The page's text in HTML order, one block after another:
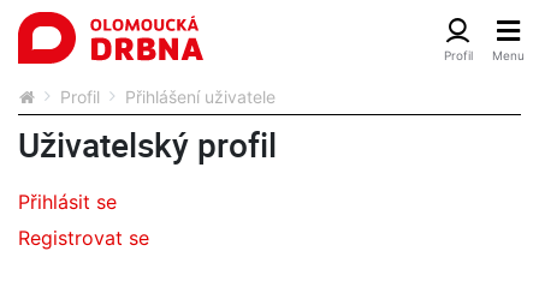
Profil Přihlášení uživatele
Uživatelský profil
Přihlásit se
Registrovat se